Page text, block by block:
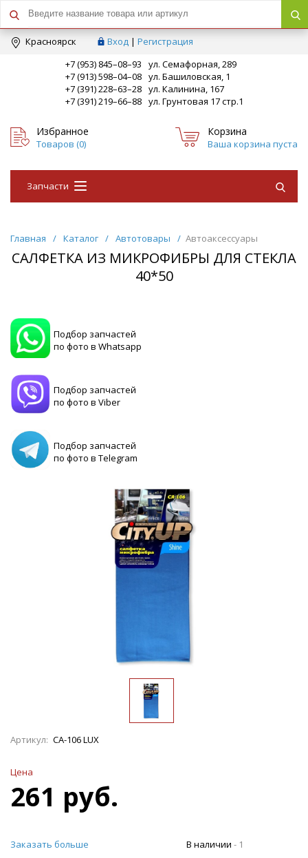
Краcноярск Вход | Регистрация
+7 (953) 845–08–93
ул. Семафорная, 289
+7 (913) 598–04–08 ул. Башиловская, 1
+7 (391) 228–63–28 ул. Калинина, 167
+7 (391) 219–66–88 ул. Грунтовая 17 стр.1
Избранное
Товаров (0)
Корзина
Ваша корзина пуста
Запчасти
Главная / Каталог / Автотовары / Автоаксессуары
САЛФЕТКА ИЗ МИКРОФИБРЫ ДЛЯ СТЕКЛА
40*50
Подбор запчастей
по фото в Whatsapp
Подбор запчастей
по фото в Viber
Подбор запчастей
по фото в Telegram
Артикул: СА-106 LUX
Цена
261 руб.
Заказать больше В наличии - 1